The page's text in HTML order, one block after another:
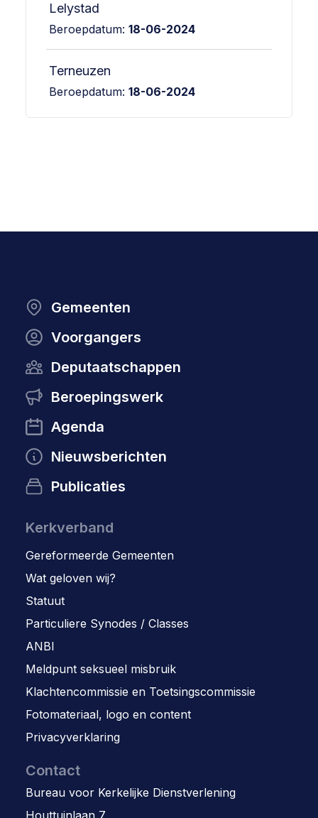
Lelystad
Beroepdatum: 18-06-2024
Terneuzen
Beroepdatum: 18-06-2024
Gemeenten
Voorgangers
Deputaatschappen
Beroepingswerk
Agenda
Nieuwsberichten
Publicaties
Kerkverband
Gereformeerde Gemeenten
Wat geloven wij?
Statuut
Particuliere Synodes / Classes
ANBI
Meldpunt seksueel misbruik
Klachtencommissie en Toetsingscommissie
Fotomateriaal, logo en content
Privacyverklaring
Contact
Bureau voor Kerkelijke Dienstverlening
Houttuinlaan 7